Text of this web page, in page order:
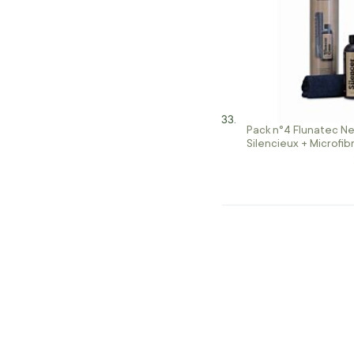
Pack n°4 Flunatec
Silencieux +